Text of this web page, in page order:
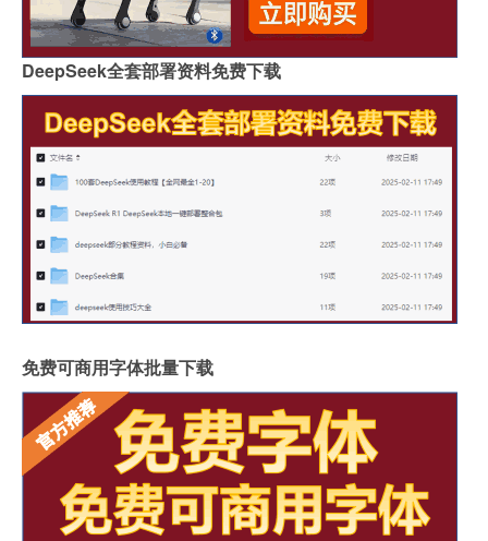
DeepSeek全套部署资料免费下载
免费可商用字体批量下载